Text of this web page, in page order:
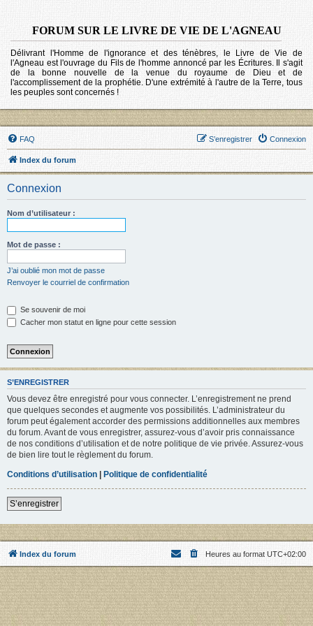
FORUM SUR LE LIVRE DE VIE DE L'AGNEAU
Délivrant l'Homme de l'ignorance et des ténèbres, le Livre de Vie de
l'Agneau est l'ouvrage du Fils de l'homme annoncé par les Écritures. Il s'agit
de la bonne nouvelle de la venue du royaume de Dieu et de
l'accomplissement de la prophétie. D'une extrémité à l'autre de la Terre, tous
les peuples sont concernés !
FAQ Connexion
S’enregistrer
Index du forum
Connexion
Nom d’utilisateur :
Mot de passe :
J’ai oublié mon mot de passe
Renvoyer le courriel de confirmation
Se souvenir de moi
Cacher mon statut en ligne pour cette session
S’ENREGISTRER
Vous devez être enregistré pour vous connecter. L’enregistrement ne prend
que quelques secondes et augmente vos possibilités. L’administrateur du
forum peut également accorder des permissions additionnelles aux membres
du forum. Avant de vous enregistrer, assurez-vous d’avoir pris connaissance
de nos conditions d’utilisation et de notre politique de vie privée. Assurez-vous
de bien lire tout le règlement du forum.
Conditions d’utilisation | Politique de confidentialité
S’enregistrer
Index du forum Heures au format UTC+02:00